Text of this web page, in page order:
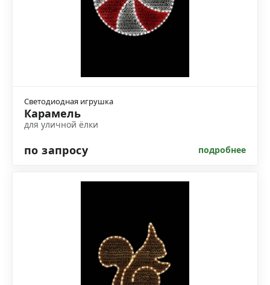
Светодиодная игрушка
Карамель
для уличной ёлки
по запросу подробнее